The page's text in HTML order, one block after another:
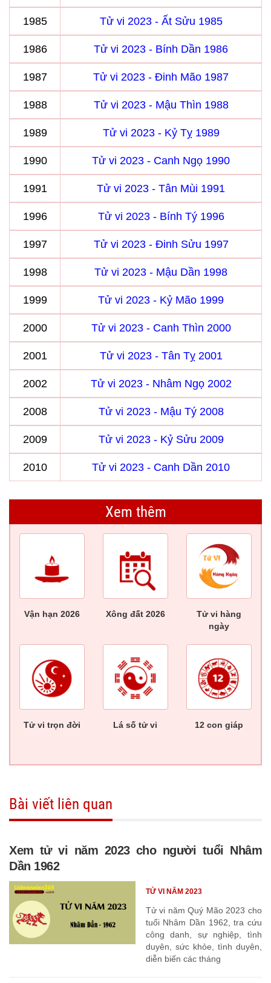
1985 Tử vi 2023 - Ất Sửu 1985
1986 Tử vi 2023 - Bính Dần 1986
1987 Tử vi 2023 - Đinh Mão 1987
1988 Tử vi 2023 - Mậu Thìn 1988
1989 Tử vi 2023 - Kỷ Tỵ 1989
1990 Tử vi 2023 - Canh Ngọ 1990
1991 Tử vi 2023 - Tân Mùi 1991
1996 Tử vi 2023 - Bính Tý 1996
1997 Tử vi 2023 - Đinh Sửu 1997
1998 Tử vi 2023 - Mậu Dần 1998
1999 Tử vi 2023 - Kỷ Mão 1999
2000 Tử vi 2023 - Canh Thìn 2000
2001 Tử vi 2023 - Tân Tỵ 2001
2002 Tử vi 2023 - Nhâm Ngọ 2002
2008 Tử vi 2023 - Mậu Tý 2008
2009 Tử vi 2023 - Kỷ Sửu 2009
2010 Tử vi 2023 - Canh Dần 2010
Xem thêm
Vận hạn 2026 Xông đất 2026
Tử vi hàng
ngày
Tử vi trọn đời Lá số tử vi 12 con giáp
Bài viết liên quan
Xem tử vi năm 2023 cho người tuổi Nhâm
Dần 1962
Tử vi năm Quý Mão 2023 cho
tuổi Nhâm Dần 1962, tra cứu
công danh, sự nghiệp, tình
duyên, sức khỏe, tình duyên,
diễn biến các tháng
TỬ VI NĂM 2023